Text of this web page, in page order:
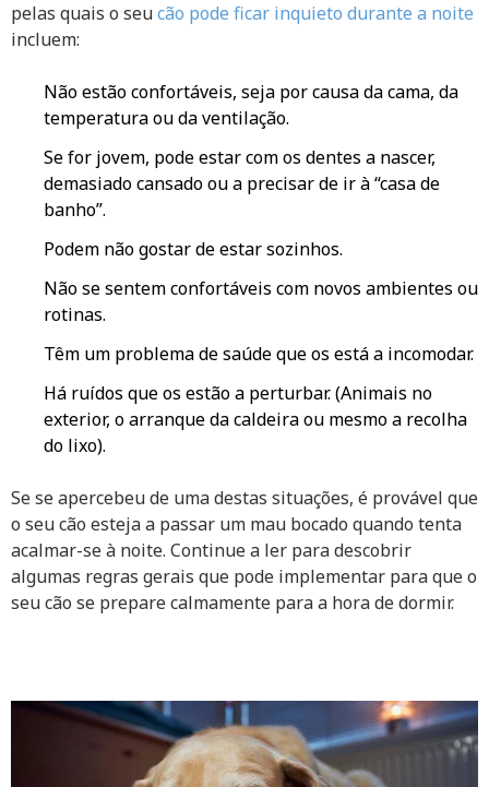
pelas quais o seucão pode ficar inquieto durante a noite
incluem:
Não estão confortáveis, seja por causa da cama, da
temperatura ou da ventilação.
Se for jovem, pode estar com os dentes a nascer,
demasiado cansado ou a precisar de ir à “casa de
banho”.
Podem não gostar de estar sozinhos.
Não se sentem confortáveis com novos ambientes ou
rotinas.
Têm um problema de saúde que os está a incomodar.
Há ruídos que os estão a perturbar. (Animais no
exterior, o arranque da caldeira ou mesmo a recolha
do lixo).
Se se apercebeu de uma destas situações, é provável que
o seu cão esteja a passar um mau bocado quando tenta
acalmar-se à noite. Continue a ler para descobrir
algumas regras gerais que pode implementar para que o
seu cão se prepare calmamente para a hora de dormir.